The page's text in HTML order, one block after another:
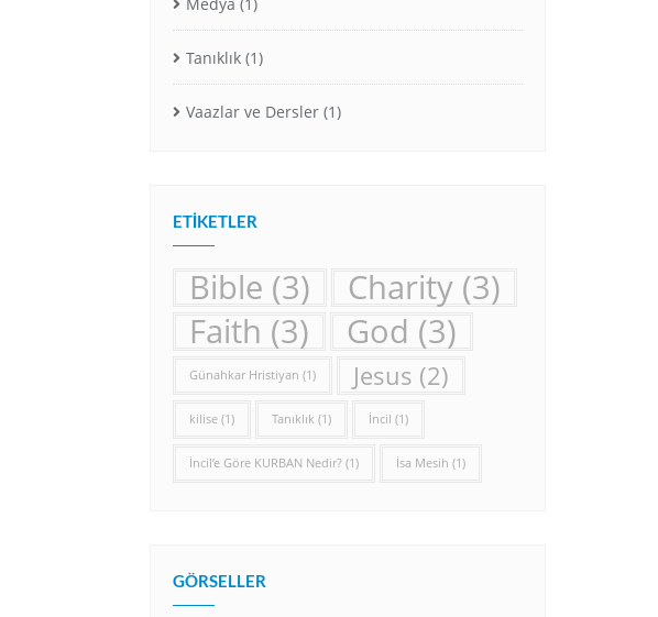
Tanıklık (1)
Vaazlar ve Dersler (1)
ETIKETLER
Bible (3) Charity (3)
Faith (3) God (3)
Günahkar Hristiyan (1) Jesus (2)
kilise (1) Tanıklık (1) İncil (1)
İncil’e Göre KURBAN Nedir? (1) İsa Mesih (1)
GÖRSELLER